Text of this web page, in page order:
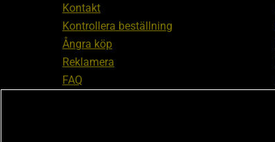
Kontakt
Kontrollera beställning
Ångra köp
Reklamera
FAQ